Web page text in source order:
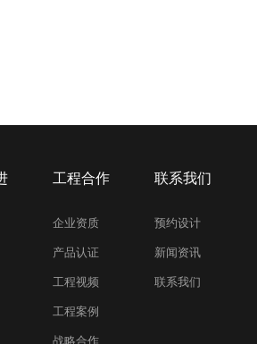
工程合作
企业资质
产品认证
工程视频
工程案例
战略合作
联系我们
预约设计
新闻资讯
联系我们